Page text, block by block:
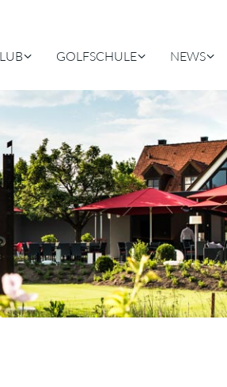
GOLFSCHULE NEWS